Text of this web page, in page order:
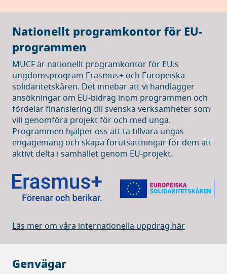
Nationellt programkontor för EU-
programmen
MUCF är nationellt programkontor för EU:s
ungdomsprogram Erasmus+ och Europeiska
solidaritetskåren. Det innebär att vi handlägger
ansökningar om EU-bidrag inom programmen och
fördelar finansiering till svenska verksamheter som
vill genomföra projekt för och med unga.
Programmen hjälper oss att ta tillvara ungas
engagemang och skapa förutsättningar för dem att
aktivt delta i samhället genom EU-projekt.
Läs mer om våra internationella uppdrag här
Genvägar